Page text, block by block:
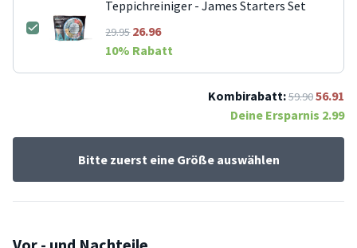
Teppichreiniger - James Starters Set
29.9526.96
10% Rabatt
Kombirabatt:59.9056.91
Deine Ersparnis 2.99
Bitte zuerst eine Größe auswählen